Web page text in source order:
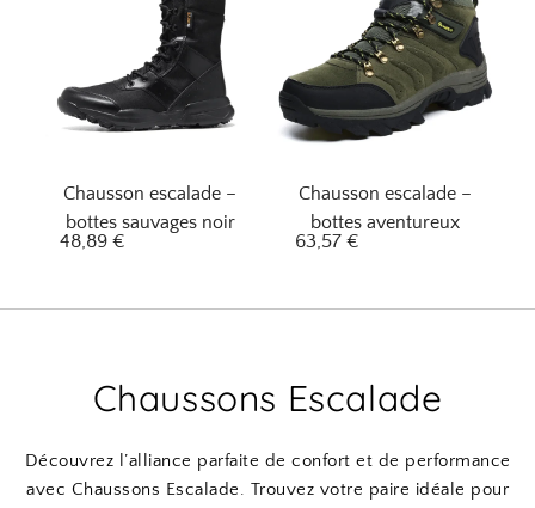
Chausson escalade –
bottes sauvages noir
48,89 €
Chausson escalade –
bottes aventureux
63,57 €
Chaussons Escalade
Découvrez l’alliance parfaite de confort et de performance
avec Chaussons Escalade. Trouvez votre paire idéale pour